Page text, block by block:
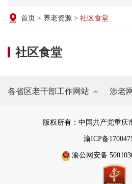
首页 > 养老资源 > 社区食堂
社区食堂
各省区老干部工作网站 涉老
版权所有：中国共产党重庆
渝ICP备
渝公网安备